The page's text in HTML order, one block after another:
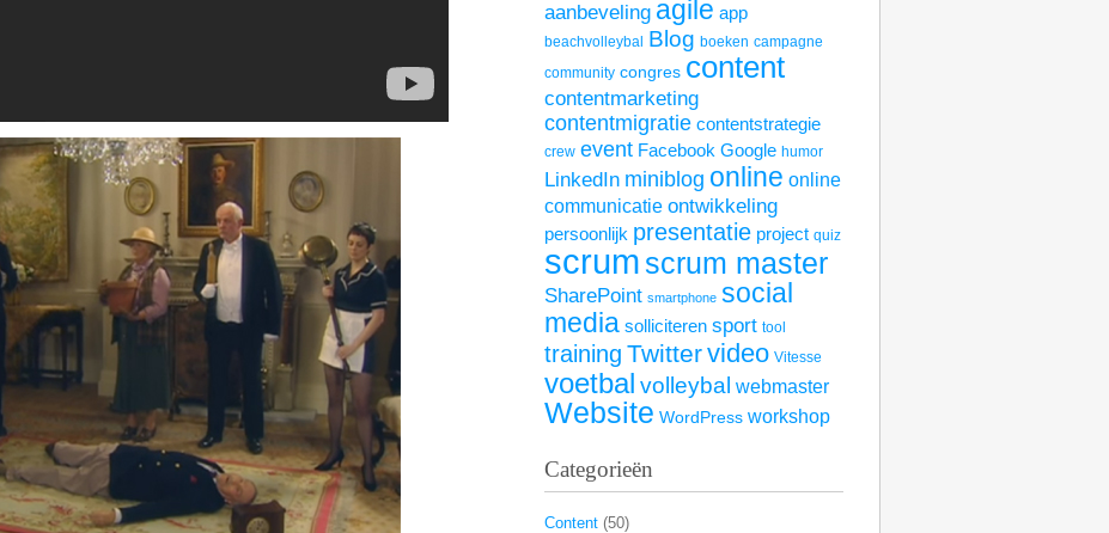
aanbeveling agile app
beachvolleybal Blog boeken campagne
community congres content
contentmarketing
contentmigratie contentstrategie
crew event Facebook Google humor
LinkedIn miniblog online online
communicatie ontwikkeling
persoonlijk presentatie project quiz
scrum scrum master
SharePoint smartphone social
media solliciteren sport tool
training Twittervideo Vitesse
voetbal volleybal webmaster
Website WordPress workshop
Categorieën
Content (50)